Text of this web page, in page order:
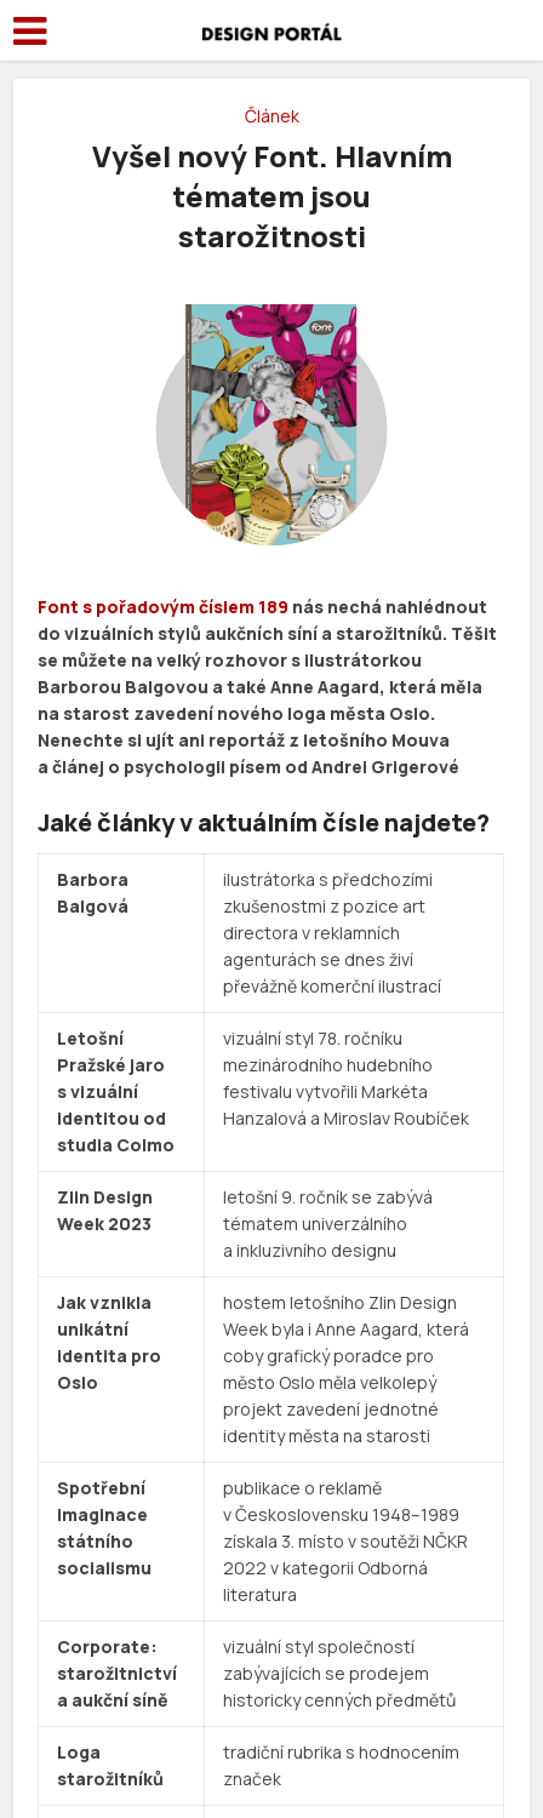
Článek
Vyšel nový Font. Hlavním
tématem jsou
starožitnosti
Font s pořadovým číslem 189 nás nechá nahlédnout
do vizuálních stylů aukčních síní a starožitníků. Těšit
se můžete na velký rozhovor s ilustrátorkou
Barborou Balgovou a také Anne Aagard, která měla
na starost zavedení nového loga města Oslo.
Nenechte si ujít ani reportáž z letošního Mouva
a článej o psychologii písem od Andrei Grigerové
Jaké články v aktuálním čísle najdete?
Barbora
Balgová
ilustrátorka s předchozími
zkušenostmi z pozice art
directora v reklamních
agenturách se dnes živí
převážně komerční ilustrací
Letošní
Pražské jaro
s vizuální
identitou od
studia Colmo
vizuální styl 78. ročníku
mezinárodního hudebního
festivalu vytvořili Markéta
Hanzalová a Miroslav Roubíček
Zlin Design
Week 2023
letošní 9. ročník se zabývá
tématem univerzálního
a inkluzivního designu
Jak vznikla
unikátní
identita pro
Oslo
hostem letošního Zlin Design
Week byla i Anne Aagard, která
coby grafický poradce pro
město Oslo měla velkolepý
projekt zavedení jednotné
identity města na starosti
Spotřební
imaginace
státního
socialismu
publikace o reklamě
v Československu 1948–1989
získala 3. místo v soutěži NČKR
2022 v kategorii Odborná
literatura
Corporate:
starožitnictví
a aukční síně
vizuální styl společností
zabývajících se prodejem
historicky cenných předmětů
Loga
starožitníků
tradiční rubrika s hodnocením
značek